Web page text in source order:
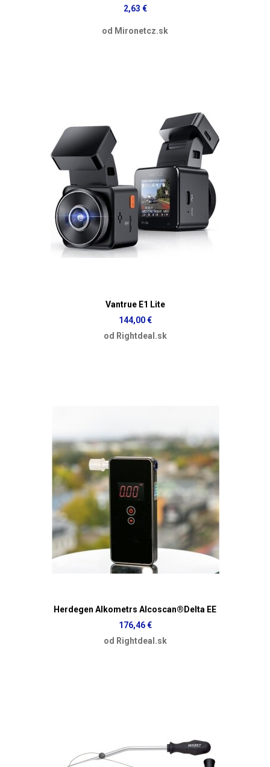
2,63 €
od Mironetcz.sk
Vantrue E1 Lite
144,00 €
od Rightdeal.sk
Herdegen Alkometrs Alcoscan®Delta EE
176,46 €
od Rightdeal.sk